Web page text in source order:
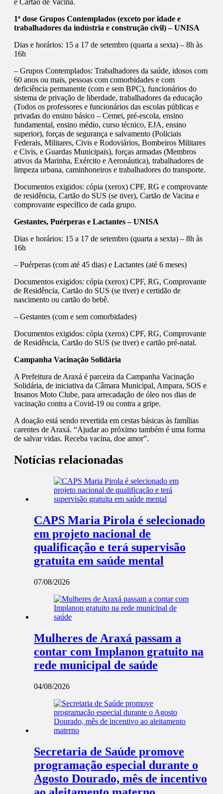
e Cartão de Vacina.
1ª dose Grupos Contemplados (exceto por idade e
trabalhadores da indústria e construção civil) – UNISA
Dias e horários: 15 a 17 de setembro (quarta a sexta) – 8h às
16h
– Grupos Contemplados: Trabalhadores da saúde, idosos com
60 anos ou mais, pessoas com comorbidades e com
deficiência permanente (com e sem BPC), funcionários do
sistema de privação de liberdade, trabalhadores da educação
(Todos os professores e funcionários das escolas públicas e
privadas do ensino básico – Cemei, pré-escola, ensino
fundamental, ensino médio, curso técnico, EJA, ensino
superior), forças de segurança e salvamento (Policiais
Federais, Militares, Civis e Rodoviários, Bombeiros Militares
e Civis, e Guardas Municipais), forças armadas (Membros
ativos da Marinha, Exército e Aeronáutica), trabalhadores de
limpeza urbana, caminhoneiros e trabalhadores do transporte.
Documentos exigidos: cópia (xerox) CPF, RG e comprovante
de residência, Cartão do SUS (se tiver), Cartão de Vacina e
comprovante específico de cada grupo.
Gestantes, Puérperas e Lactantes – UNISA
Dias e horários: 15 a 17 de setembro (quarta a sexta) – 8h às
16h
– Puérperas (com até 45 dias) e Lactantes (até 6 meses)
Documentos exigidos: cópia (xerox) CPF, RG, Comprovante
de Residência, Cartão do SUS (se tiver) e certidão de
nascimento ou cartão do bebê.
– Gestantes (com e sem comorbidades)
Documentos exigidos: cópia (xerox) CPF, RG, Comprovante
de Residência, Cartão do SUS (se tiver) e cartão pré-natal.
Campanha Vacinação Solidária
A Prefeitura de Araxá é parceira da Campanha Vacinação
Solidária, de iniciativa da Câmara Municipal, Ampara, SOS e
Insanos Moto Clube, para arrecadação de óleo nos dias de
vacinação contra a Covid-19 ou contra a gripe.
A doação está sendo revertida em cestas básicas às famílias
carentes de Araxá. “Ajudar ao próximo também é uma forma
de salvar vidas. Receba vacina, doe amor”.
Notícias relacionadas
CAPS Maria Pirola é selecionado
em projeto nacional de
qualificação e terá supervisão
gratuita em saúde mental
07/08/2026
Mulheres de Araxá passam a
contar com Implanon gratuito na
rede municipal de saúde
04/08/2026
Secretaria de Saúde promove
programação especial durante o
Agosto Dourado, mês de incentivo